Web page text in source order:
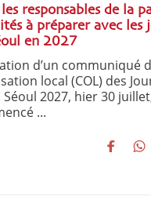
responsables de la
à préparer avec les
en 2027
d’un communiqué
local (COL) des
Séoul 2027, hier 30
...